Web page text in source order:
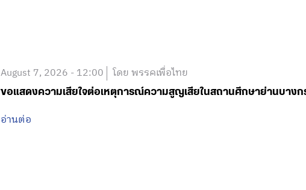
August 7, 2026 - 12:00 โดย พรรคเพื่อไทย
ขอแสดงความเสียใจต่อเหตุการณ์ความสูญเสียในสถานศึกษาย่านบาง
อ่านต่อ